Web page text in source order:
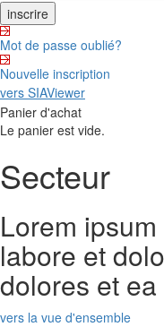
Mot de passe oublié?
Nouvelle inscription
vers SIAViewer
Panier d'achat
Le panier est vide.
Secteur
Lorem
labore et
dolores et
vers la vue d'ensemble